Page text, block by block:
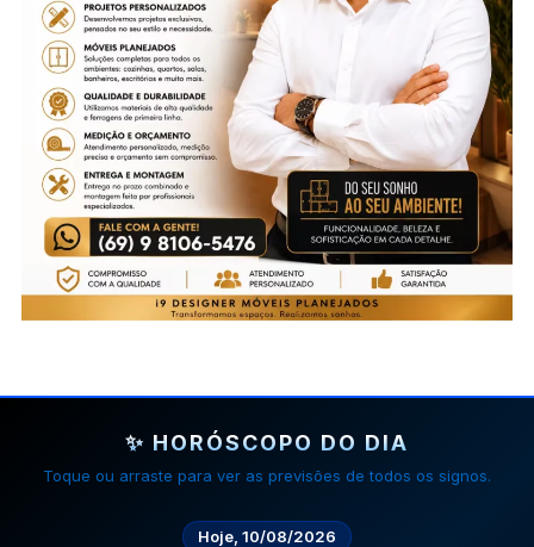
✨ HORÓSCOPO DO DIA
Toque ou arraste para ver as previsões de todos os signos.
Hoje, 10/08/2026